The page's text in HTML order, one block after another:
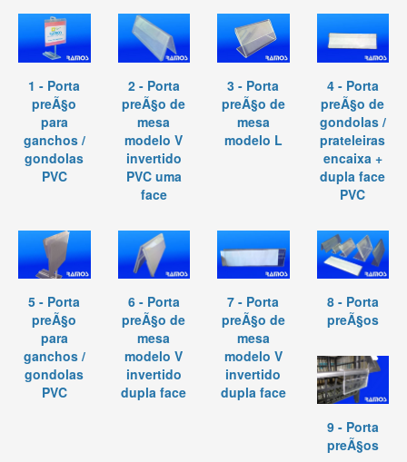
1 - Porta
preÃ§o
para
ganchos /
gondolas
PVC
2 - Porta
preÃ§o de
mesa
modelo V
invertido
PVC uma
face
3 - Porta
preÃ§o de
mesa
modelo L
4 - Porta
preÃ§o de
gondolas /
prateleiras
encaixa +
dupla face
PVC
5 - Porta
preÃ§o
para
ganchos /
gondolas
PVC
6 - Porta
preÃ§o de
mesa
modelo V
invertido
dupla face
7 - Porta
preÃ§o de
mesa
modelo V
invertido
dupla face
8 - Porta
preÃ§os
9 - Porta
preÃ§os